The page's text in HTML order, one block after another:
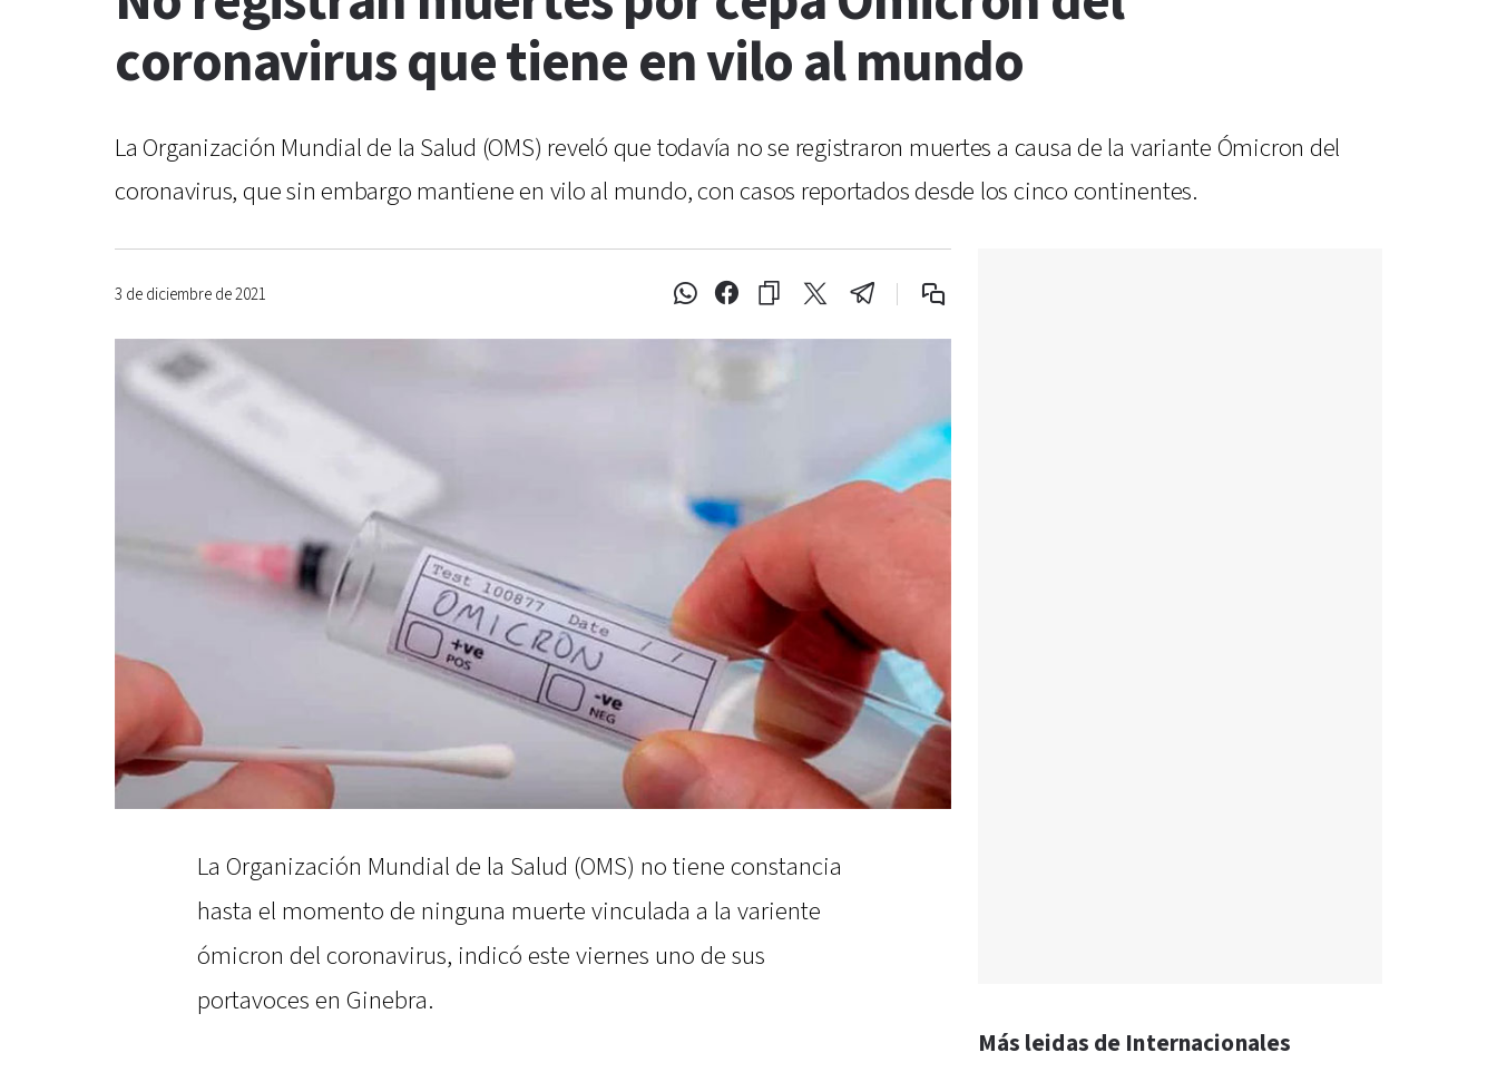
coronavirus que tiene en vilo al mundo
La Organización Mundial de la Salud (OMS) reveló que todavía no se registraron muertes a causa de la variante Ómicron del
coronavirus, que sin embargo mantiene en vilo al mundo, con casos reportados desde los cinco continentes.
3 de diciembre de 2021
La Organización Mundial de la Salud (OMS) no tiene constancia
hasta el momento de ninguna muerte vinculada a la variente
ómicron del coronavirus, indicó este viernes uno de sus
portavoces en Ginebra.
Más leidas de Internacionales